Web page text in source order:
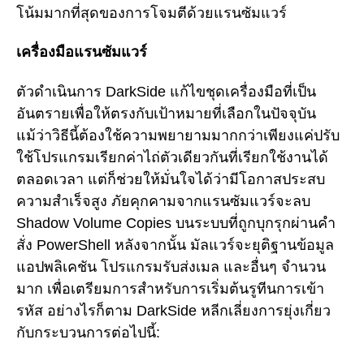
โน้มมากที่สุดของการโจมตีด้วยแรนซัมแวร์
เครื่องมือแรนซัมแวร์
ตัวดำเนินการ DarkSide แก้ไขชุดเครื่องมือที่เป็น
อันตรายเพื่อให้ตรงกับเป้าหมายที่เลือกในปัจจุบัน
แม้ว่าวิธีนี้ต้องใช้ความพยายามมากกว่าเพียงแค่ปรับ
ใช้โปรแกรมเรียกค่าไถ่ตัวเดียวกันที่เรียกใช้งานได้
ตลอดเวลา แต่ก็ช่วยให้มั่นใจได้ว่ามีโอกาสประสบ
ความสำเร็จสูง ภัยคุกคามจากแรนซัมแวร์จะลบ
Shadow Volume Copies บนระบบที่ถูกบุกรุกผ่านคำ
สั่ง PowerShell หลังจากนั้น มัลแวร์จะยุติฐานข้อมูล
แอปพลิเคชัน โปรแกรมรับส่งเมล และอื่นๆ จำนวน
มาก เพื่อเตรียมการสำหรับการเริ่มต้นรูทีนการเข้า
รหัส อย่างไรก็ตาม DarkSide หลีกเลี่ยงการยุ่งเกี่ยว
กับกระบวนการต่อไปนี้: